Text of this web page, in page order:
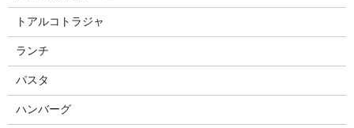
トアルコトラジャ
ランチ
パスタ
ハンバーグ